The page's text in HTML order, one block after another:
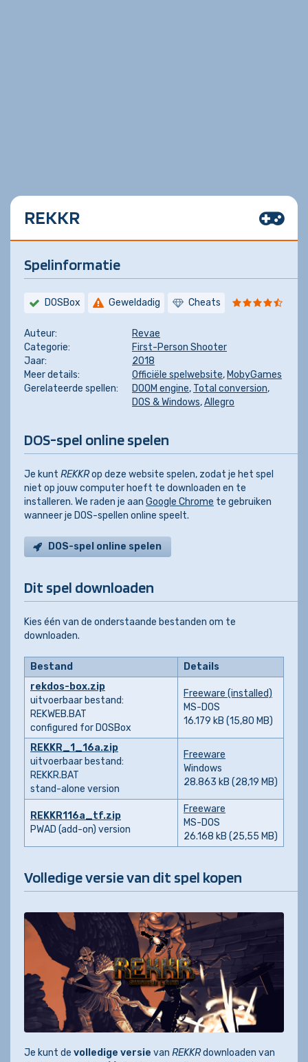
REKKR
Spelinformatie
DOSBox Geweldadig Cheats
Auteur:
Revae
Categorie:
First-Person Shooter
Jaar:
2018
Meer details:
Officiële spelwebsite, MobyGames
Gerelateerde spellen:
DOOM engine, Total conversion,
DOS & Windows,Allegro
DOS-spel online spelen
Je kunt REKKRop deze website spelen, zodat je het spel
niet op jouw computer hoeft te downloaden en te
installeren. We raden je aan Google Chrome te gebruiken
wanneer je DOS-spellen online speelt.
DOS-spel online spelen
Dit spel downloaden
Kies één van de onderstaande bestanden om te
downloaden.
Bestand
Details
rekdos-box.zip
uitvoerbaar bestand:
REKWEB.BAT
configured for DOSBox
Freeware (installed)
MS-DOS
16.179 kB (15,80 MB)
REKKR_1_16a.zip
uitvoerbaar bestand:
REKKR.BAT
stand-alone version
Freeware
Windows
28.863 kB (28,19 MB)
REKKR116a_tf.zip
PWAD (add-on) version
Freeware
MS-DOS
26.168 kB (25,55 MB)
Volledige versie van dit spel kopen
Je kunt de volledige versie van REKKRdownloaden van